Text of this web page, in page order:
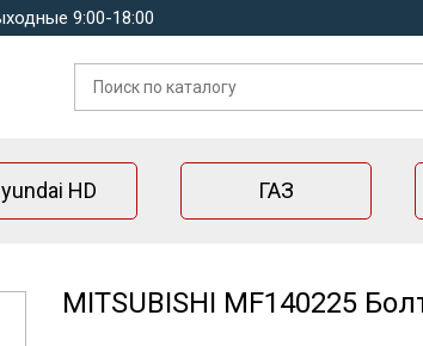
9:00-18:00
HD ГАЗ
MITSUBISHI MF140225